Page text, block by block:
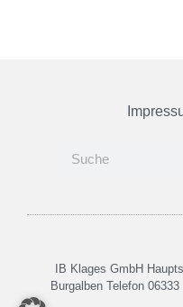
IB Klages GmbH
Burgalben Telefon